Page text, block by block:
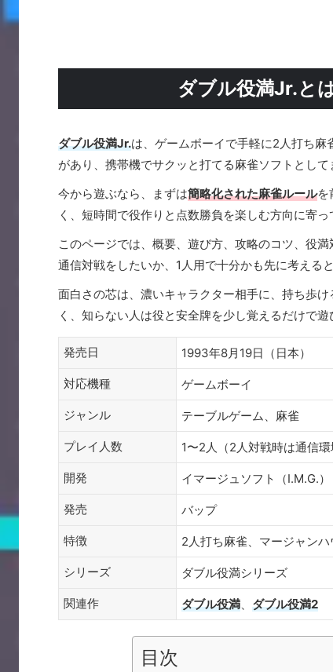
ダブル役満Jr.と
ダブル役満Jr.は、ゲームボーイで手軽に2人打ち
があり、携帯機でサクッと打てる麻雀ソフトとして
今から遊ぶなら、まずは簡略化された麻雀ルールを
く、短時間で役作りと点数勝負を楽しむ方向に寄っ
このページでは、概要、遊び方、攻略のコツ、役
通信対戦をしたいか、1人用で十分かも先に考える
面白さの芯は、濃いキャラクター相手に、持ち歩
く、知らない人は役と安全牌を少し覚えるだけで
発売日 1993年8月19日（日本）
対応機種 ゲームボーイ
ジャンル テーブルゲーム、麻雀
プレイ人数 1〜2人（2人対戦時は通信環
開発 イマージュソフト（I.M.G.）
発売 バップ
特徴 2人打ち麻雀、マージャン
シリーズ ダブル役満シリーズ
関連作 ダブル役満、 ダブル役満2
目次